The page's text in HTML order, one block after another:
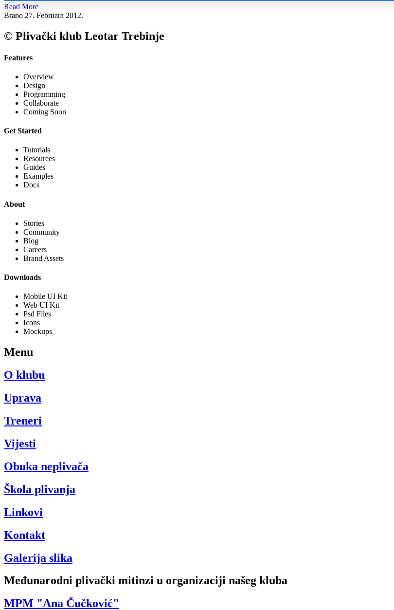
Read More
Brano 27. Februara 2012.
© Plivački klub Leotar Trebinje
Features
Overview
Design
Programming
Collaborate
Coming Soon
Get Started
Tutorials
Resources
Guides
Examples
Docs
About
Stories
Community
Blog
Careers
Brand Assets
Downloads
Mobile UI Kit
Web UI Kit
Psd Files
Icons
Mockups
Menu
O klubu
Uprava
Treneri
Vijesti
Obuka neplivača
Škola plivanja
Linkovi
Kontakt
Galerija slika
Međunarodni plivački mitinzi u organizaciji našeg kluba
MPM "Ana Čučković"